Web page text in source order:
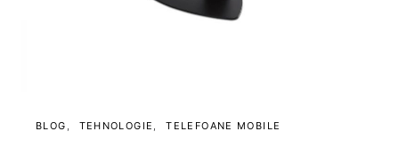
BLOG TEHNOLOGIE TELEFOANE MOBILE